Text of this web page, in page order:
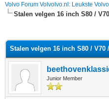
Volvo Forum Volvolvo.nl: Leukste
Stalen velgen 16 inch S80 /
Stalen velgen 16 inch S80 / V70
Junior Member